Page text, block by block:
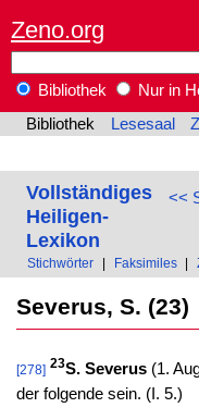
Zeno.org
Bibliothek
Nur in
Bibliothek
Lesesaal
<<
Vollständiges
Heiligen-
Lexikon
Stichwörter Faksimiles
Severus, S. (23)
[278] 23S. Severus(1.
der folgende sein. (I. 5.)